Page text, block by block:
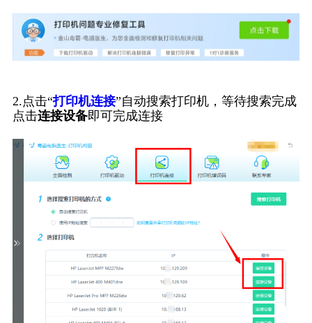
2.点击“打印机连接”自动搜索打印机，等待搜索完成
点击连接设备即可完成连接